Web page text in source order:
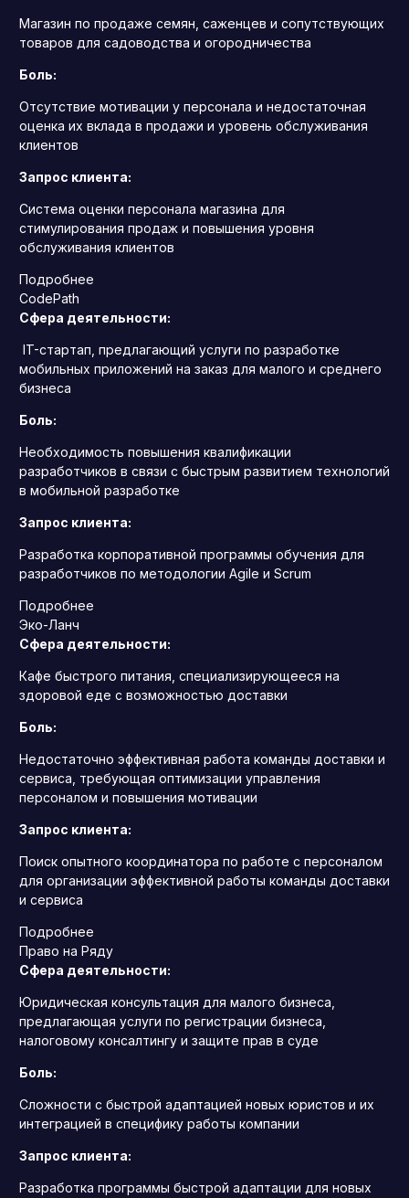
Магазин по продаже семян, саженцев и сопутствующих
товаров для садоводства и огородничества
Боль:
Отсутствие мотивации у персонала и недостаточная
оценка их вклада в продажи и уровень обслуживания
клиентов
Запрос клиента:
Система оценки персонала магазина для
стимулирования продаж и повышения уровня
обслуживания клиентов
Подробнее
CodePath
Сфера деятельности:
IT-стартап, предлагающий услуги по разработке
мобильных приложений на заказ для малого и среднего
бизнеса
Боль:
Необходимость повышения квалификации
разработчиков в связи с быстрым развитием технологий
в мобильной разработке
Запрос клиента:
Разработка корпоративной программы обучения для
разработчиков по методологии Agile и Scrum
Подробнее
Эко-Ланч
Сфера деятельности:
Кафе быстрого питания, специализирующееся на
здоровой еде с возможностью доставки
Боль:
Недостаточно эффективная работа команды доставки и
сервиса, требующая оптимизации управления
персоналом и повышения мотивации
Запрос клиента:
Поиск опытного координатора по работе с персоналом
для организации эффективной работы команды доставки
и сервиса
Подробнее
Право на Ряду
Сфера деятельности:
Юридическая консультация для малого бизнеса,
предлагающая услуги по регистрации бизнеса,
налоговому консалтингу и защите прав в суде
Боль:
Сложности с быстрой адаптацией новых юристов и их
интеграцией в специфику работы компании
Запрос клиента:
Разработка программы быстрой адаптации для новых